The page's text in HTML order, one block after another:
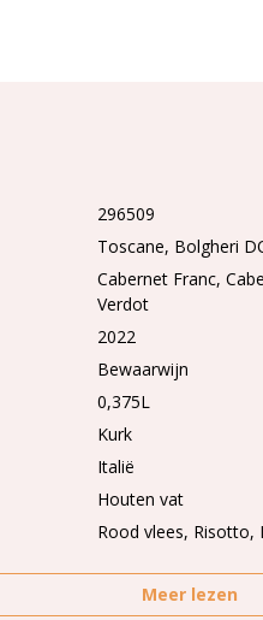
296509
Toscane Bolgheri
Cabernet Franc
Verdot
2022
Bewaarwijn
0,375L
Kurk
Italië
Houten vat
Rood vlees, Risotto,
Meer lezen